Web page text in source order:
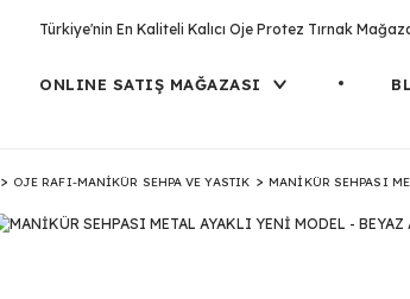
Türkiye'nin En Kaliteli Kalıcı Oje Protez Tırnak
ONLINE SATIŞ MAĞAZASI
OJE RAFI-MANİKÜR SEHPA VE YASTIK MANİKÜR SEHPASI